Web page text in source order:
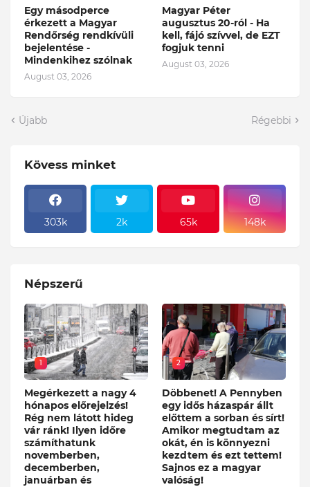
Egy másodperce
érkezett a Magyar
Rendőrség rendkívüli
bejelentése -
Mindenkihez szólnak
August 03, 2026
Magyar Péter
augusztus 20-ról - Ha
kell, fájó szívvel, de EZT
fogjuk tenni
August 03, 2026
Újabb Régebbi
Kövess minket
303k 2k 65k 148k
Népszerű
1
Megérkezett a nagy 4
hónapos előrejelzés!
Rég nem látott hideg
vár ránk! Ilyen időre
számíthatunk
novemberben,
decemberben,
januárban és
2
Döbbenet! A Pennyben
egy idős házaspár állt
előttem a sorban és sírt!
Amikor megtudtam az
okát, én is könnyezni
kezdtem és ezt tettem!
Sajnos ez a magyar
valóság!